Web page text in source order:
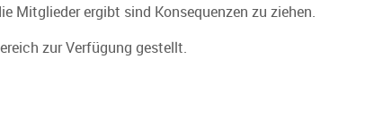
Mitglieder ergibt sind Konsequenzen zu ziehen.
zur Verfügung gestellt.